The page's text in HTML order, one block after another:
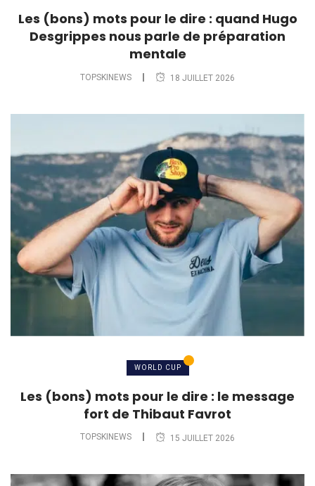
Les (bons) mots pour le dire : quand Hugo
Desgrippes nous parle de préparation
mentale
TOPSKINEWS 18 JUILLET 2026
WORLD CUP
Les (bons) mots pour le dire : le message
fort de Thibaut Favrot
TOPSKINEWS 15 JUILLET 2026